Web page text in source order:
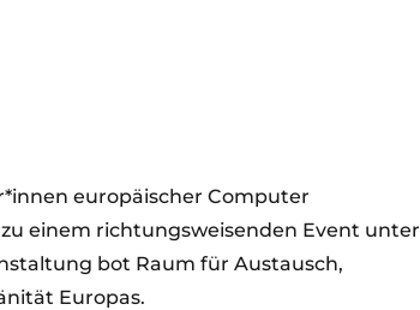
europäischer Computer
einem richtungsweisenden Event unter
bot Raum für Austausch,
Europas.